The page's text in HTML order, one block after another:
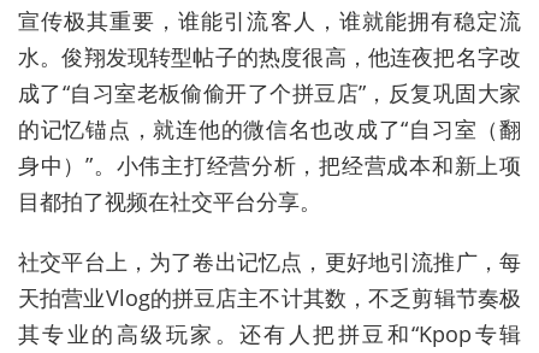
宣传极其重要，谁能引流客人，谁就能拥有稳定流
水。俊翔发现转型帖子的热度很高，他连夜把名字改
成了“自习室老板偷偷开了个拼豆店”，反复巩固大家
的记忆锚点，就连他的微信名也改成了“自习室（翻
身中）”。小伟主打经营分析，把经营成本和新上项
目都拍了视频在社交平台分享。
社交平台上，为了卷出记忆点，更好地引流推广，每
天拍营业Vlog的拼豆店主不计其数，不乏剪辑节奏极
其专业的高级玩家。还有人把拼豆和“Kpop专辑